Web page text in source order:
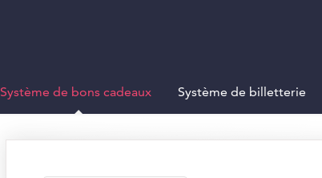
Système de bons cadeaux Système de billetterie